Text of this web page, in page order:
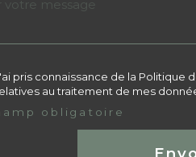
pris connaissance de la Politique
au traitement de mes
obligatoire